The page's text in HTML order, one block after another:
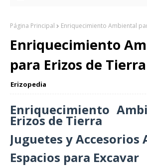
Página Principal Enriquecimiento Ambiental
Enriquecimiento
para Erizos de Tierra
Erizopedia
Enriquecimiento
Erizos de Tierra
Juguetes y Accesorios
Espacios para Excavar